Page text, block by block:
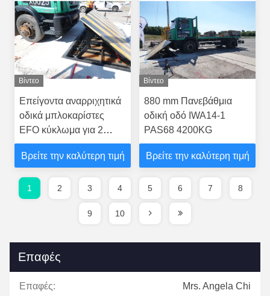
EFO≤2s για σας
Βίντεο
Επείγοντα αναρριχητικά
οδικά μπλοκαρίστες
EFO κύκλωμα για 2
δευτερόλεπτα αντίδραση
7.5Kw ισχύς 25mm
πλάκας
Βρείτε την καλύτερη τιμή
Βίντεο
880 mm Πανεβάθμια
οδική οδό IWA14-1
PAS68 4200KG
Βρείτε την καλύτερη τιμή
1 2 3 4 5 6 7 8
9 10
Επαφές
Επαφές: Mrs. Angela Chi